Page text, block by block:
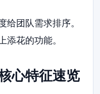
给团队需求排序。
添花的功能。
心特征速览